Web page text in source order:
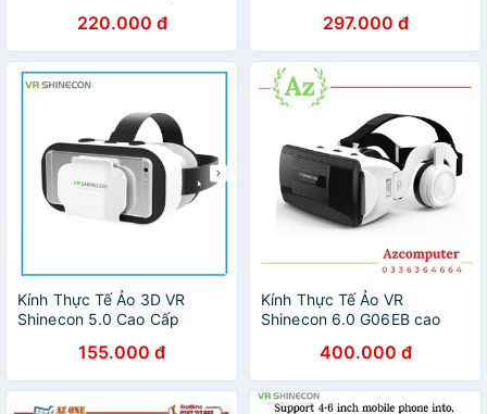
220.000 đ 297.000 đ
Kính Thực Tế Ảo 3D VR
Shinecon 5.0 Cao Cấp
155.000 đ
Kính Thực Tế Ảo VR
Shinecon 6.0 G06EB cao
400.000 đ